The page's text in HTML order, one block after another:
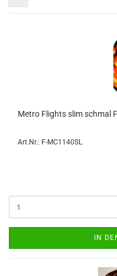
Metro Flights slim schmal
Art.Nr.: F-MC1140SL
IN